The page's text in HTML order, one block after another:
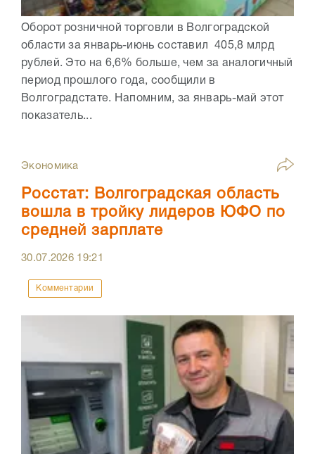
Оборот розничной торговли в Волгоградской
области за январь-июнь составил 405,8 млрд
рублей. Это на 6,6% больше, чем за аналогичный
период прошлого года, сообщили в
Волгоградстате. Напомним, за январь-май этот
показатель...
Экономика
Росстат: Волгоградская область
вошла в тройку лидеров ЮФО по
средней зарплате
30.07.2026 19:21
Комментарии